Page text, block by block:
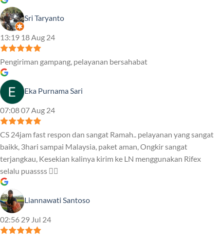
Sri Taryanto
13:19 18 Aug 24
Pengiriman gampang, pelayanan bersahabat
Eka Purnama Sari
07:08 07 Aug 24
CS 24jam fast respon dan sangat Ramah.. pelayanan yang sangat
baikk, 3hari sampai Malaysia, paket aman, Ongkir sangat
terjangkau, Kesekian kalinya kirim ke LN menggunakan Rifex
selalu puassss ❤️‍🔥
Liannawati Santoso
02:56 29 Jul 24